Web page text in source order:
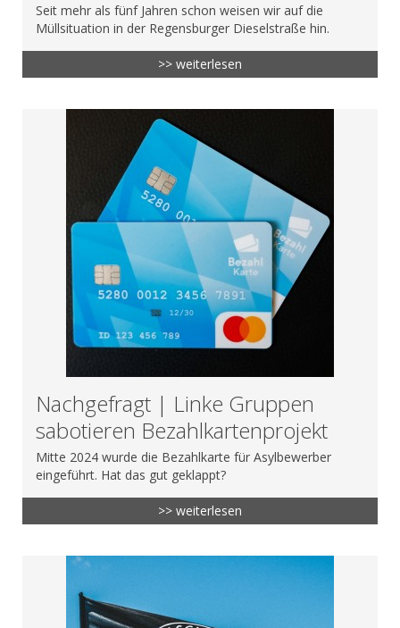
Seit mehr als fünf Jahren schon weisen wir auf die
Müllsituation in der Regensburger Dieselstraße hin.
>> weiterlesen
Nachgefragt | Linke Gruppen
sabotieren Bezahlkartenprojekt
Mitte 2024 wurde die Bezahlkarte für Asylbewerber
eingeführt. Hat das gut geklappt?
>> weiterlesen